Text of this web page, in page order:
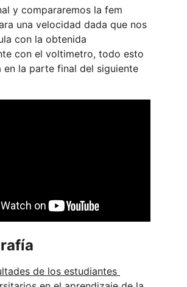
y compararemos la fem
una velocidad dada que nos
con la obtenida
con el voltimetro, todo esto
en la parte final del siguiente
de los estudiantes